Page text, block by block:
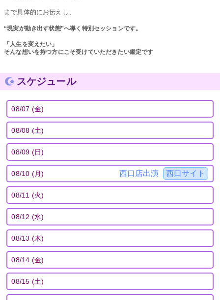
まで具体的にお伝えし、
“現実が動き出す状態”へ導く特別セッションです。
「人生を変えたい」
そんな想いを持つ方にこそ受けていただきたい鑑定です
スケジュール
08/07 (金)
08/08 (土)
08/09 (日)
08/10 (月) 西口店出演 西口サイト
08/11 (火)
08/12 (水)
08/13 (木)
08/14 (金)
08/15 (土)